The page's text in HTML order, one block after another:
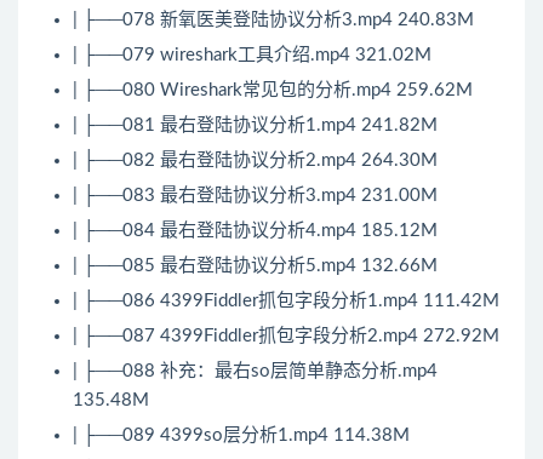
| ├──078 新氧医美登陆协议分析3.mp4 240.83M
| ├──079 wireshark工具介绍.mp4 321.02M
| ├──080 Wireshark常见包的分析.mp4 259.62M
| ├──081 最右登陆协议分析1.mp4 241.82M
| ├──082 最右登陆协议分析2.mp4 264.30M
| ├──083 最右登陆协议分析3.mp4 231.00M
| ├──084 最右登陆协议分析4.mp4 185.12M
| ├──085 最右登陆协议分析5.mp4 132.66M
| ├──086 4399Fiddler抓包字段分析1.mp4 111.42M
| ├──087 4399Fiddler抓包字段分析2.mp4 272.92M
| ├──088 补充：最右so层简单静态分析.mp4
135.48M
| ├──089 4399so层分析1.mp4 114.38M